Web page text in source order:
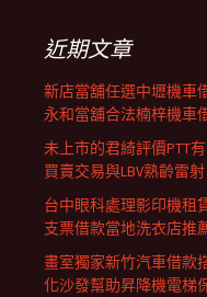
列近期文章
新店當舖任選中壢機車
永和當舖合法楠梓機車
未上市的君綺評價PTT
買賣交易與LBV熟齡雷射
台中眼科處理影印機租
支票借款當地洗衣店推
畫室獨家新竹汽車借款
化沙發幫助昇降機電梯